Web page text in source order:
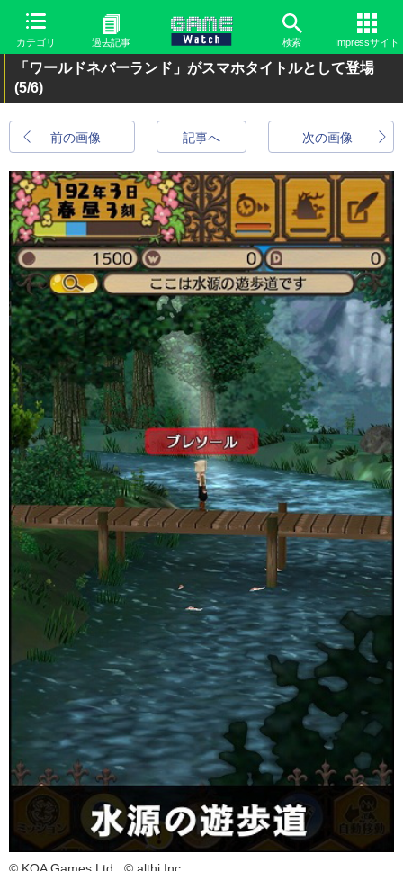
カテゴリ 過去記事 検索 Impressサイト
「ワールドネバーランド」がスマホタイトルとして登場
(5/6)
前の画像 次の画像
記事へ
© KOA Games Ltd., © althi Inc.